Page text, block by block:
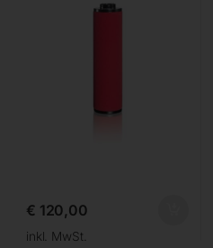
€ 120,00
inkl. MwSt.